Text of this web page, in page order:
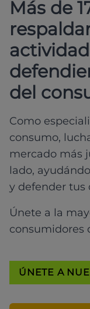
Más de
del
Como
consumo,
mercado más
lado,
y defender tus
Únete a la
consumidores
ÚNETE A